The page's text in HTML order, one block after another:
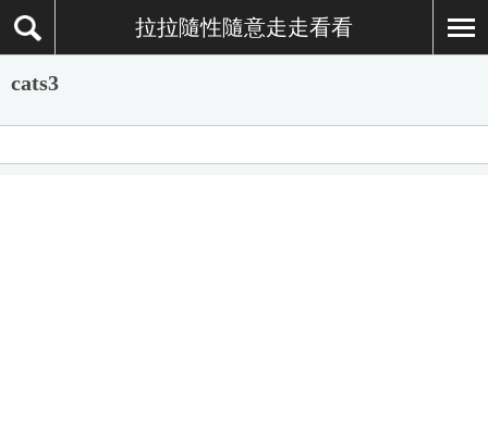
拉拉隨性隨意走走看看
cats3